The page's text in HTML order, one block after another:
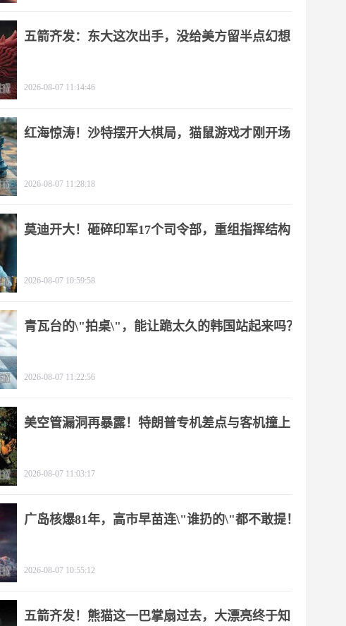
五箭齐发：东大这次出手，没给美方留半点幻想
2026-08-07 11:14:46
红海惊涛！沙特摆开大棋局，猫鼠游戏才刚开场
2026-08-07 11:28:18
莫迪开大！砸碎印军17个司令部，重组指挥结构
2026-08-07 10:59:58
青瓦台的\"拍桌\"，能让跪太久的韩国站起来吗？
2026-08-07 11:22:56
美空管漏洞再暴露！特朗普专机差点与客机撞上
2026-08-07 11:03:17
广岛核爆81年，高市早苗连\"谁扔的\"都不敢提！
2026-08-07 10:55:12
五箭齐发！熊猫这一巴掌扇过去，大漂亮终于知